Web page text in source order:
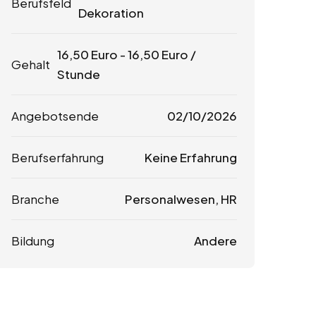
Berufsfeld
Dekoration
Gehalt
16,50 Euro -16,50 Euro /
Stunde
Angebotsende 02/10/2026
Berufserfahrung Keine Erfahrung
Branche Personalwesen, HR
Bildung Andere